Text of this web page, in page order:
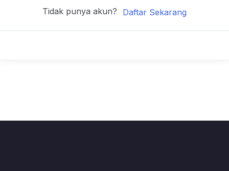
Tidak punya akun? Daftar Sekarang